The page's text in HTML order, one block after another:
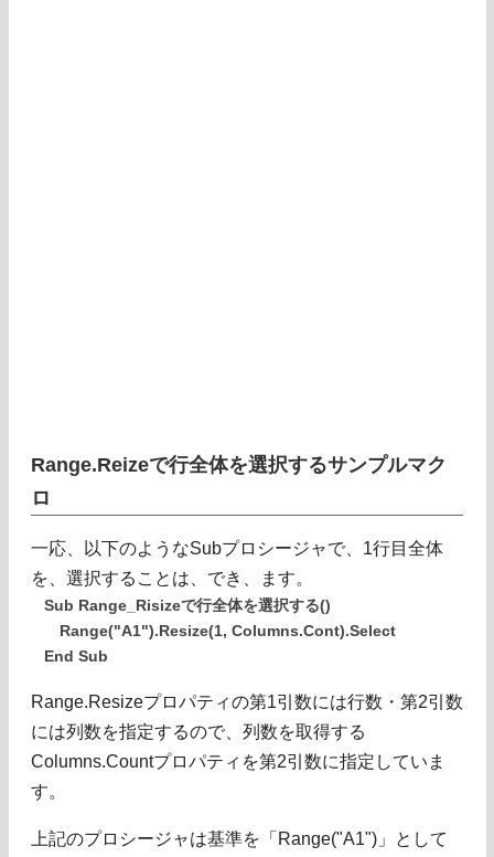
Range.Reizeで行全体を選択するサンプルマク
ロ
一応、以下のようなSubプロシージャで、1行目全体
を、選択することは、でき、ます。
Sub Range_Risizeで行全体を選択する()
Range("A1").Resize(1, Columns.Cont).Select
End Sub
Range.Resizeプロパティの第1引数には行数・第2引数
には列数を指定するので、列数を取得する
Columns.Countプロパティを第2引数に指定していま
す。
上記のプロシージャは基準を「Range("A1")」として